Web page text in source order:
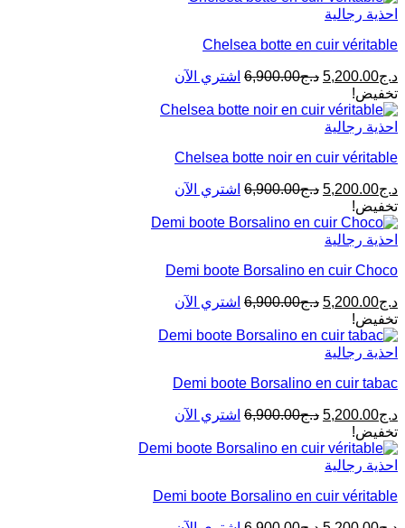
احذية رجالية
Chelsea botte en cuir véritable
د.ج5,200.00 د.ج6,900.00 اشتري الآن
تخفيض!
احذية رجالية
Chelsea botte noir en cuir véritable
د.ج5,200.00 د.ج6,900.00 اشتري الآن
تخفيض!
احذية رجالية
Demi boote Borsalino en cuir Choco
د.ج5,200.00 د.ج6,900.00 اشتري الآن
تخفيض!
احذية رجالية
Demi boote Borsalino en cuir tabac
د.ج5,200.00 د.ج6,900.00 اشتري الآن
تخفيض!
احذية رجالية
Demi boote Borsalino en cuir véritable